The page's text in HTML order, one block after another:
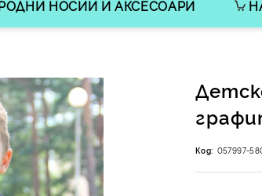
НОСИИ И АКСЕСОАРИ
Код: 057997-